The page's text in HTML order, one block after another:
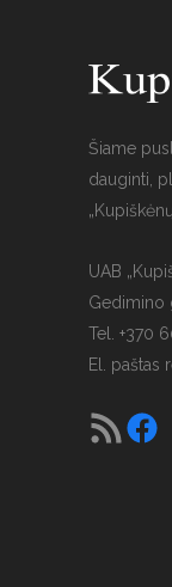
Šiame
dauginti,
UAB
Gedimino
Tel. +370
El. paštas